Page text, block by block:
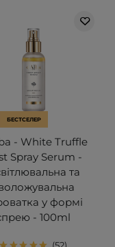
БЕСТСЕЛЕР
- White Truffle
Spray Serum -
та
у формі
- 100ml